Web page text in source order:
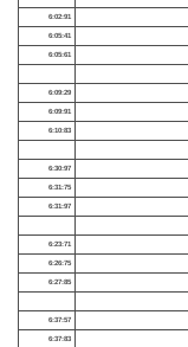
6:02:91
6:05:41
6:05:61
6:09:29
6:09:91
6:10:83
6:30:97
6:31:75
6:31:97
6:23:71
6:26:75
6:27:85
6:37:57
6:37:83